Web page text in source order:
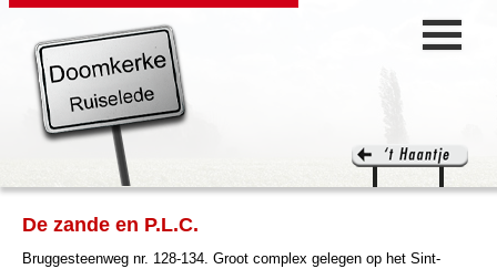
De zande en P.L.C.
Bruggesteenweg nr. 128-134. Groot complex gelegen op het Sint-